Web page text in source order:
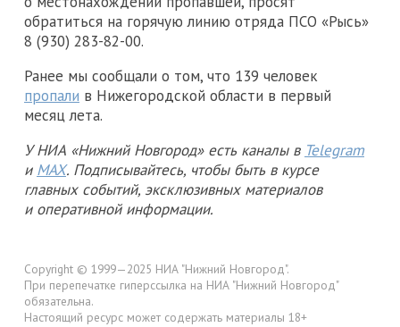
обратиться на горячую линию отряда ПСО «Рысь»
8 (930) 283-82-00.
Ранее мы сообщали о том, что 139 человек
пропали в Нижегородской области в первый
месяц лета.
У НИА «Нижний Новгород» есть каналы в Telegram
и MAX. Подписывайтесь, чтобы быть в курсе
главных событий, эксклюзивных материалов
и оперативной информации.
Copyright © 1999—2025 НИА "Нижний Новгород".
При перепечатке гиперссылка на НИА "Нижний Новгород"
обязательна.
Настоящий ресурс может содержать материалы 18+